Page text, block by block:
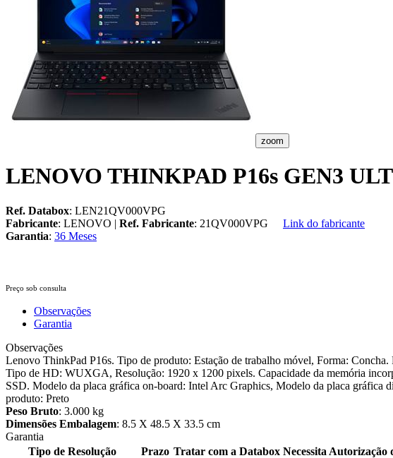
zoom
LENOVO THINKPAD P16s GEN3
Ref. Databox: LEN21QV000VPG
Fabricante: LENOVO | Ref. Fabricante: 21QV000VPG
Link do fabricante
Garantia: 36 Meses
Preço sob consulta
Observações
Garantia
Observações
Lenovo ThinkPad P16s. Tipo de produto: Estação de trabalho móvel, Forma:
Tipo de HD: WUXGA, Resolução: 1920 x 1200 pixels. Capacidade da memória
SSD. Modelo da placa gráfica on-board: Intel Arc Graphics, Modelo da placa
produto: Preto
Peso Bruto: 3.000 kg
Dimensões Embalagem: 8.5 X 48.5 X 33.5 cm
Garantia
Tipo de Resolução
Prazo Tratar com a Databox Necessita Autorização